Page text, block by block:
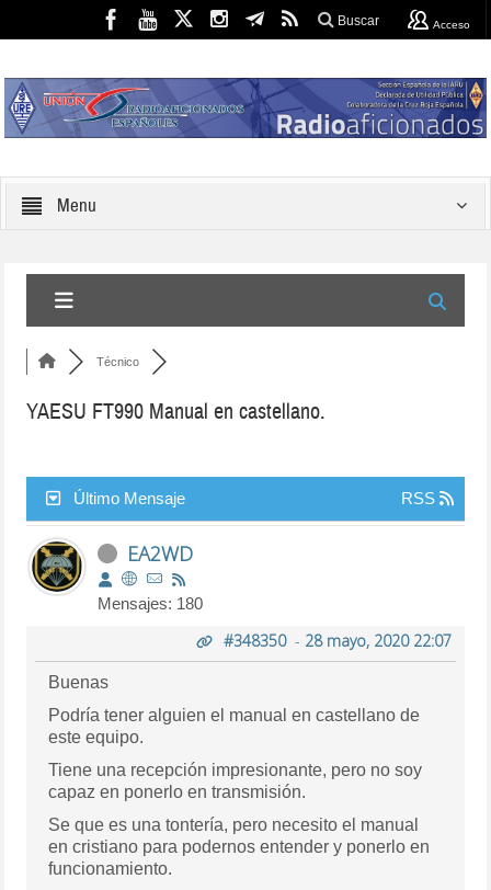
Buscar Acceso
Menu
Técnico
YAESU FT990 Manual en castellano.
Último Mensaje RSS
EA2WD
Mensajes: 180
#348350- 28 mayo, 2020 22:07
Buenas
Podría tener alguien el manual en castellano de
este equipo.
Tiene una recepción impresionante, pero no soy
capaz en ponerlo en transmisión.
Se que es una tontería, pero necesito el manual
en cristiano para podernos entender y ponerlo en
funcionamiento.